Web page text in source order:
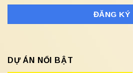
DỰ ÁN NỔI BẬT